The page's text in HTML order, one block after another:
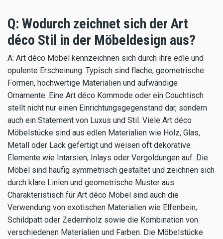
Q: Wodurch zeichnet sich der Art
déco Stil in der Möbeldesign aus?
A: Art déco Möbel kennzeichnen sich durch ihre edle und
opulente Erscheinung. Typisch sind flache, geometrische
Formen, hochwertige Materialien und aufwändige
Ornamente. Eine Art déco Kommode oder ein Couchtisch
stellt nicht nur einen Einrichtungsgegenstand dar, sondern
auch ein Statement von Luxus und Stil. Viele Art déco
Möbelstücke sind aus edlen Materialien wie Holz, Glas,
Metall oder Lack gefertigt und weisen oft dekorative
Elemente wie Intarsien, Inlays oder Vergoldungen auf. Die
Möbel sind häufig symmetrisch gestaltet und zeichnen sich
durch klare Linien und geometrische Muster aus.
Charakteristisch für Art déco Möbel sind auch die
Verwendung von exotischen Materialien wie Elfenbein,
Schildpatt oder Zedernholz sowie die Kombination von
verschiedenen Materialien und Farben. Die Möbelstücke